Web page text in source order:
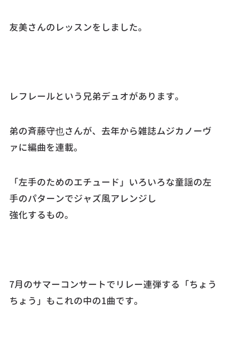
友美さんのレッスンをしました。
レフレールという兄弟デュオがあります。
弟の斉藤守也さんが、去年から雑誌ムジカノーヴ
ァに編曲を連載。
「左手のためのエチュード」いろいろな童謡の左
手のパターンでジャズ風アレンジし
強化するもの。
7月のサマーコンサートでリレー連弾する「ちょう
ちょう」もこれの中の1曲です。